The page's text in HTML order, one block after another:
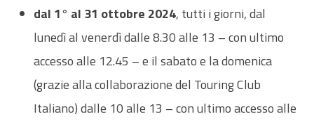
dal 1° al 31 ottobre 2024, tutti i giorni, dal
lunedì al venerdì dalle 8.30 alle 13 – con ultimo
accesso alle 12.45 – e il sabato e la domenica
(grazie alla collaborazione del Touring Club
Italiano) dalle 10 alle 13 – con ultimo accesso alle